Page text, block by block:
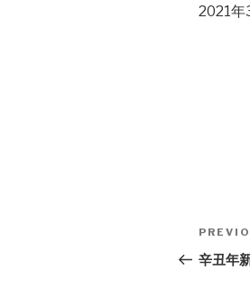
2021年
Post
Post
辛丑年